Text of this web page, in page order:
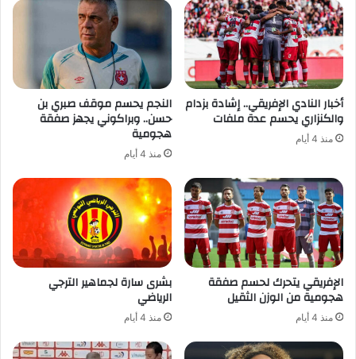
أخبار النادي الإفريقي.. إشادة بزدام
والكنزاري يحسم عدة ملفات
منذ 4 أيام
النجم يحسم موقف صبري بن
حسن.. وبراكوني يجهز صفقة
هجومية
منذ 4 أيام
الإفريقي يتحرك لحسم صفقة
هجومية من الوزن الثقيل
منذ 4 أيام
بشرى سارة لجماهير الترجي
الرياضي
منذ 4 أيام